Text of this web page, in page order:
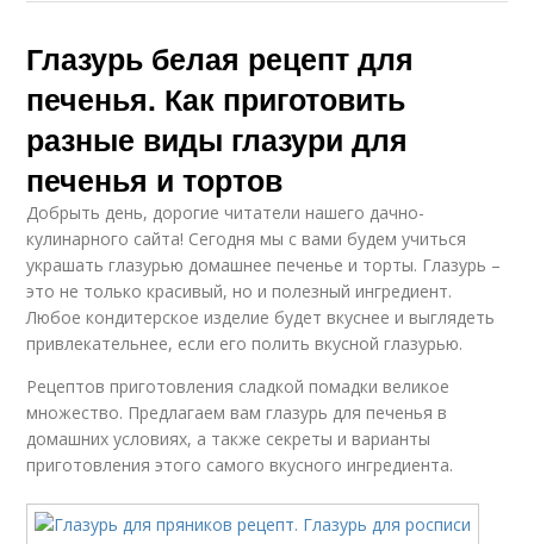
Глазурь белая рецепт для
печенья. Как приготовить
разные виды глазури для
печенья и тортов
Добрыть день, дорогие читатели нашего дачно-
кулинарного сайта! Сегодня мы с вами будем учиться
украшать глазурью домашнее печенье и торты. Глазурь –
это не только красивый, но и полезный ингредиент.
Любое кондитерское изделие будет вкуснее и выглядеть
привлекательнее, если его полить вкусной глазурью.
Рецептов приготовления сладкой помадки великое
множество. Предлагаем вам глазурь для печенья в
домашних условиях, а также секреты и варианты
приготовления этого самого вкусного ингредиента.